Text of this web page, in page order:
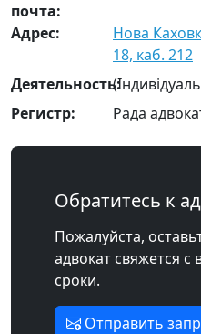
почта:
Адрес:
Нова
18, каб. 212
Деятельность:
Регистр:
Рада
Обратитесь к
Пожалуйста,
адвокат свяжется
сроки.
Отправить